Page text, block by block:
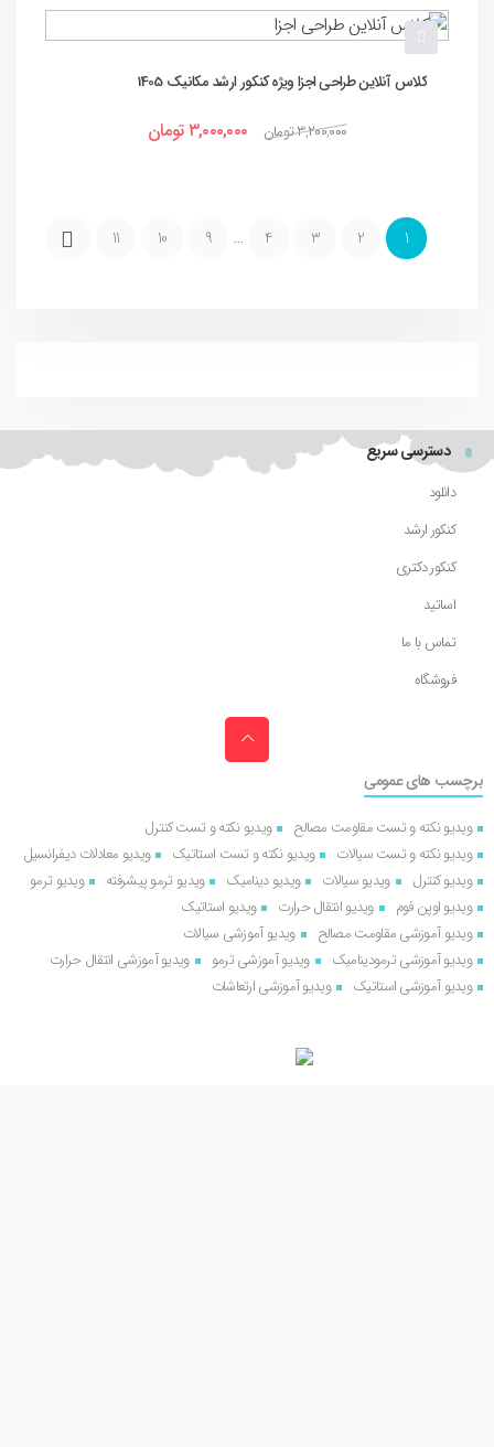
کلاس آنلاین طراحی اجزا ویژه کنکور ارشد مکانیک 1405
۳,۲۰۰,۰۰۰تومان ۳,۰۰۰,۰۰۰تومان
1
2
3
4
…
9
10
11
دسترسی سریع
دانلود
کنکور ارشد
کنکور دکتری
اساتید
تماس با ما
فروشگاه
برچسب های عمومی
ویدیو نکته و تست مقاومت مصالح
ویدیو نکته و تست کنترل
ویدیو نکته و تست سیالات
ویدیو نکته و تست استاتیک
ویدیو معادلات دیفرانسیل
ویدیو کنترل
ویدیو سیالات ویدیو دینامیک ویدیو ترمو پیشرفته
ویدیو ترمو
ویدیو اوپن فوم
ویدیو انتقال حرارت
ویدیو استاتیک
ویدیو آموزشی مقاومت مصالح
ویدیو آموزشی سیالات
ویدیو آموزشی ترمودینامیک
ویدیو آموزشی ترمو
ویدیو آموزشی انتقال حرارت
ویدیو آموزشی استاتیک
ویدیو آموزشی ارتعاشات